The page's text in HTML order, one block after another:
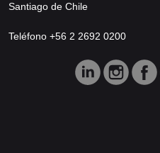
Santiago de Chile
Teléfono +56 2 2692 0200